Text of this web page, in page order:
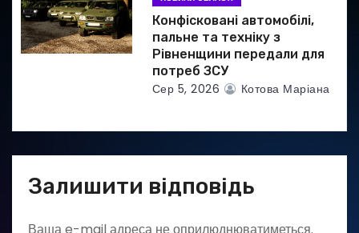
Конфісковані автомобілі,
пальне та техніку з
Рівненщини передали для
потреб ЗСУ
Сер 5, 2026 Котова Маріана
Залишити відповідь